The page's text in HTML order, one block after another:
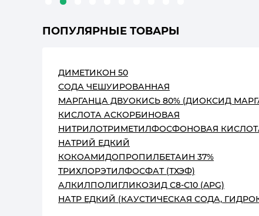
ПОПУЛЯРНЫЕ ТОВАРЫ
ДИМЕТИКОН 50
СОДА ЧЕШУИРОВАННАЯ
МАРГАНЦА ДВУОКИСЬ 80% (ДИОКСИД
КИСЛОТА АСКОРБИНОВАЯ
НИТРИЛОТРИМЕТИЛФОСФОНОВАЯ
НАТРИЙ ЕДКИЙ
КОКОАМИДОПРОПИЛБЕТАИН 37%
ТРИХЛОРЭТИЛФОСФАТ (ТХЭФ)
АЛКИЛПОЛИГЛИКОЗИД С8-С10 (APG)
НАТР ЕДКИЙ (КАУСТИЧЕСКАЯ СОДА,